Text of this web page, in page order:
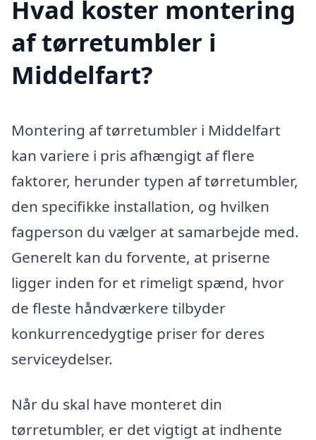
Hvad koster montering
af tørretumbler i
Middelfart?
Montering af tørretumbler i Middelfart
kan variere i pris afhængigt af flere
faktorer, herunder typen af tørretumbler,
den specifikke installation, og hvilken
fagperson du vælger at samarbejde med.
Generelt kan du forvente, at priserne
ligger inden for et rimeligt spænd, hvor
de fleste håndværkere tilbyder
konkurrencedygtige priser for deres
serviceydelser.
Når du skal have monteret din
tørretumbler, er det vigtigt at indhente